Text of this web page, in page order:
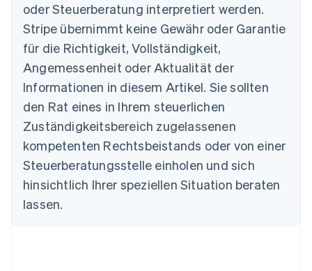
oder Steuerberatung interpretiert werden.
Stripe übernimmt keine Gewähr oder Garantie
für die Richtigkeit, Vollständigkeit,
Angemessenheit oder Aktualität der
Informationen in diesem Artikel. Sie sollten
den Rat eines in Ihrem steuerlichen
Zuständigkeitsbereich zugelassenen
kompetenten Rechtsbeistands oder von einer
Steuerberatungsstelle einholen und sich
hinsichtlich Ihrer speziellen Situation beraten
lassen.
Australien
English
Belgien
NederlandsFrançais DeutschEnglish
Brasilien
Bulgarien
English
Dänemark
English
Deutschland
DeutschEnglish
English
Festlandchina